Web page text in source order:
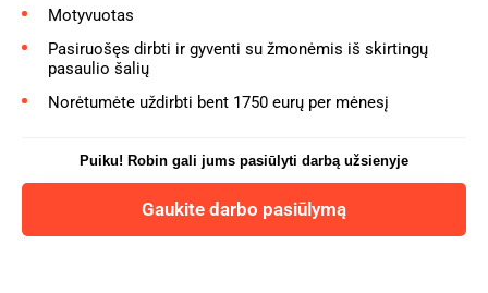
Motyvuotas
Pasiruošęs dirbti ir gyventi su žmonėmis iš skirtingų
pasaulio šalių
Norėtumėte uždirbti bent 1750 eurų per mėnesį
Puiku! Robin gali jums pasiūlyti darbą užsienyje
Gaukite darbo pasiūlymą